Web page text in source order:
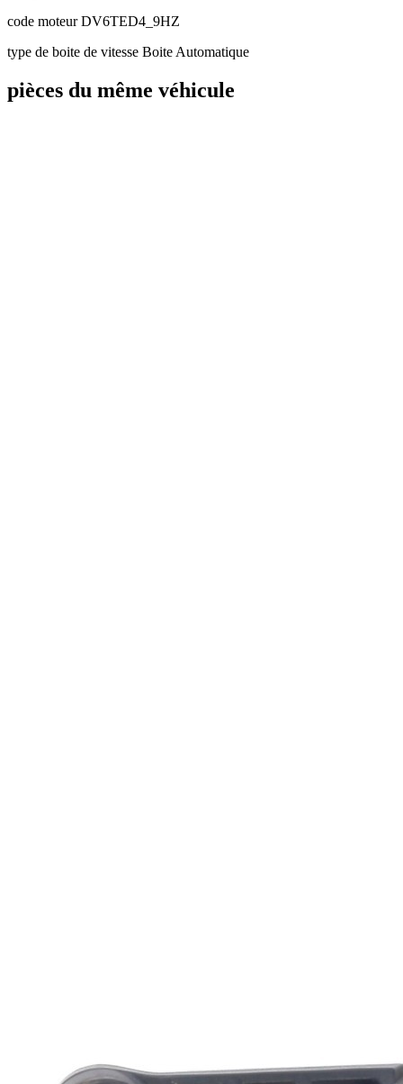
code moteurDV6TED4_9HZ
type de boite de vitesse Boite Automatique
pièces du même véhicule